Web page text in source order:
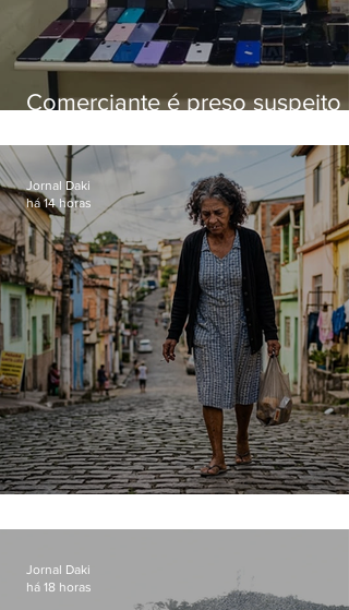
Comerciante é preso suspeito
loja
Jornal Daki
há 14 horas
Jornal Daki
há 18 horas